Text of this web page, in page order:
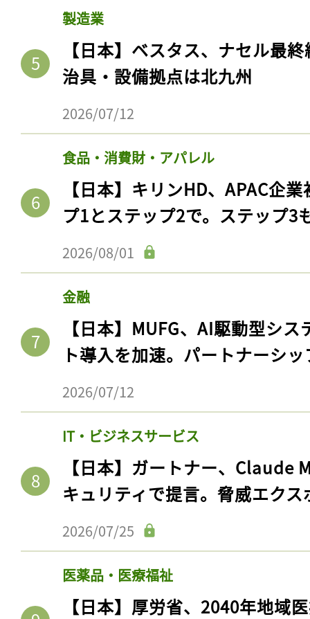
製造業
【日本】ベスタス、ナセル最
治具・設備拠点は北九州
2026/07/12
食品・消費財・アパレル
【日本】キリンHD、APAC企
プ1とステップ2で。ステップ3
2026/08/01
金融
【日本】MUFG、AI駆動型シ
ト導入を加速。パートナーシ
2026/07/12
IT・ビジネスサービス
【日本】ガートナー、Claude
キュリティで提言。脅威エク
2026/07/25
医薬品・医療福祉
【日本】厚労省、2040年地域